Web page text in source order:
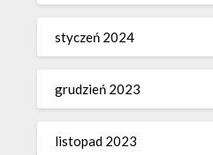
styczeń 2024
grudzień 2023
listopad 2023